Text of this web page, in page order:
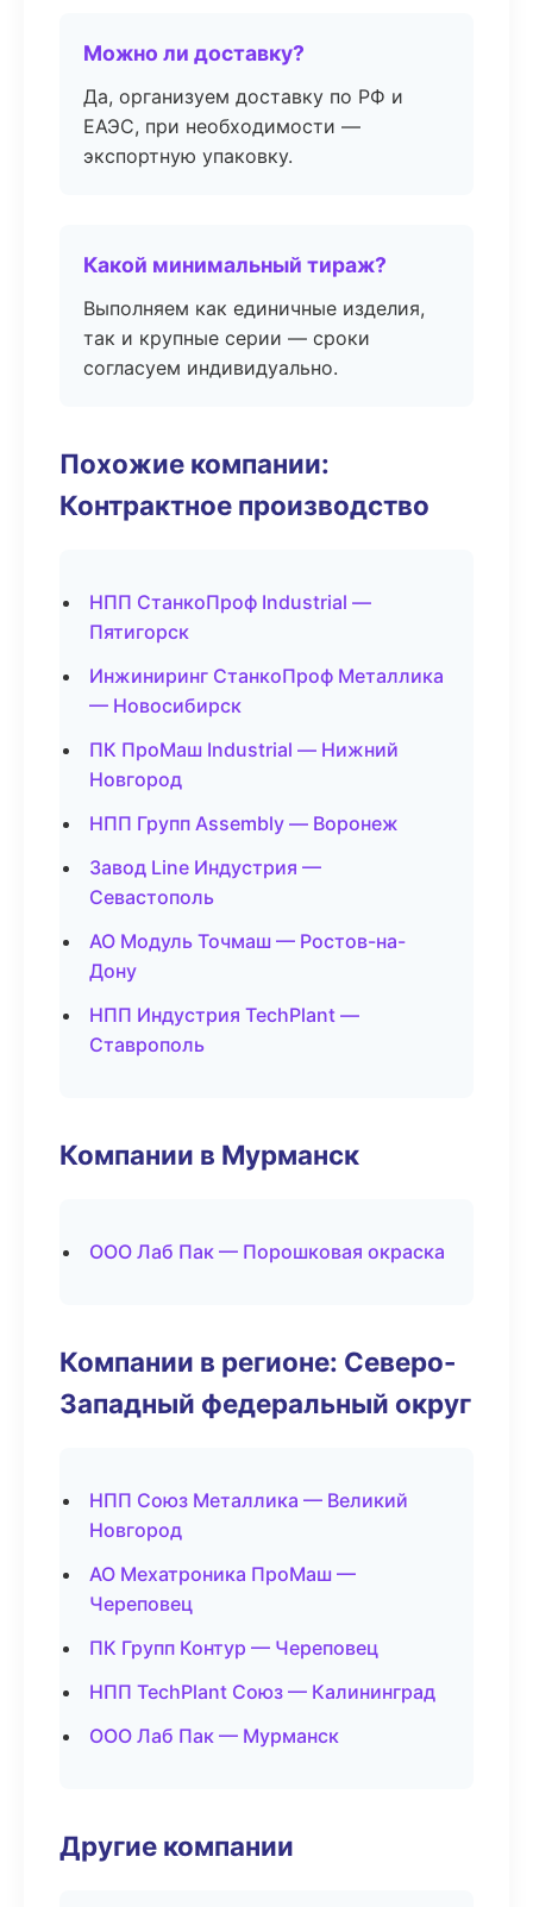
Можно ли доставку?
Да, организуем доставку по РФ и
ЕАЭС, при необходимости —
экспортную упаковку.
Какой минимальный тираж?
Выполняем как единичные изделия,
так и крупные серии — сроки
согласуем индивидуально.
Похожие компании:
Контрактное производство
НПП СтанкоПроф Industrial —
Пятигорск
Инжиниринг СтанкоПроф Металлика
— Новосибирск
ПК ПроМаш Industrial — Нижний
Новгород
НПП Групп Assembly — Воронеж
Завод Line Индустрия —
Севастополь
АО Модуль Точмаш — Ростов-на-
Дону
НПП Индустрия TechPlant —
Ставрополь
Компании в Мурманск
ООО Лаб Пак — Порошковая окраска
Компании в регионе: Северо-
Западный федеральный округ
НПП Союз Металлика — Великий
Новгород
АО Мехатроника ПроМаш —
Череповец
ПК Групп Контур — Череповец
НПП TechPlant Союз — Калининград
ООО Лаб Пак — Мурманск
Другие компании